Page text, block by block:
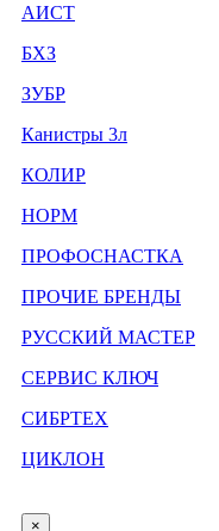
АИСТ
БХЗ
ЗУБР
Канистры 3л
КОЛИР
НОРМ
ПРОФОСНАСТКА
ПРОЧИЕ БРЕНДЫ
РУССКИЙ МАСТЕР
СЕРВИС КЛЮЧ
СИБРТЕХ
ЦИКЛОН
×